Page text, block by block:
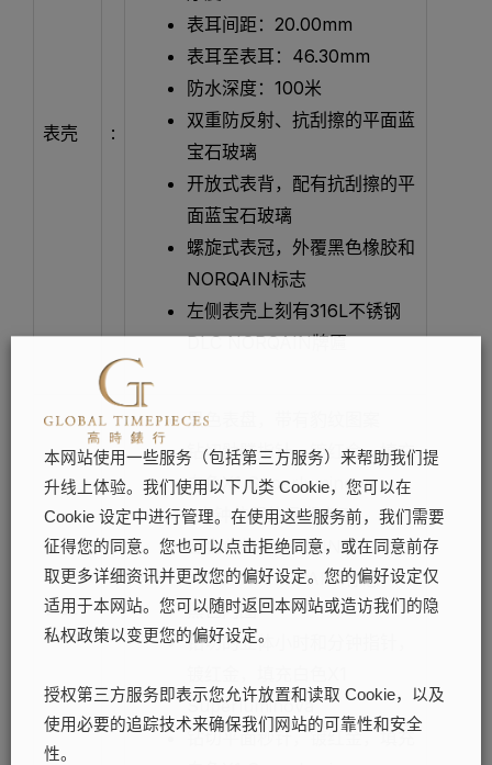
表壳 :
表耳间距：20.00mm
表耳至表耳：46.30mm
防水深度：100米
双重防反射、抗刮擦的平面蓝
宝石玻璃
开放式表背，配有抗刮擦的平
面蓝宝石玻璃
螺旋式表冠，外覆黑色橡胶和
NORQAIN标志
左侧表壳上刻有316L不锈钢
DLC NORQAIN牌匾
表盘 :
黑色表盘，带有豹纹图案
钻切骷髅指针，镀红金，填充
白色X1 Superluminova
3点钟位置的日期窗口
红金色的NORQAIN和
HAKUNA MIPAKA标志
黑色内圈
钻切的立体小时和分钟指针，
Superluminova
钻切平面秒针，镀红金，填充
本网站使用一些服务（包括第三方服务）来帮助我们提
升线上体验。我们使用以下几类 Cookie，您可以在
Cookie 设定中进行管理。在使用这些服务前，我们需要
征得您的同意。您也可以点击拒绝同意，或在同意前存
取更多详细资讯并更改您的偏好设定。您的偏好设定仅
适用于本网站。您可以随时返回本网站或造访我们的隐
私权政策以变更您的偏好设定。
授权第三方服务即表示您允许放置和读取 Cookie，以及
使用必要的追踪技术来确保我们网站的可靠性和安全
性。